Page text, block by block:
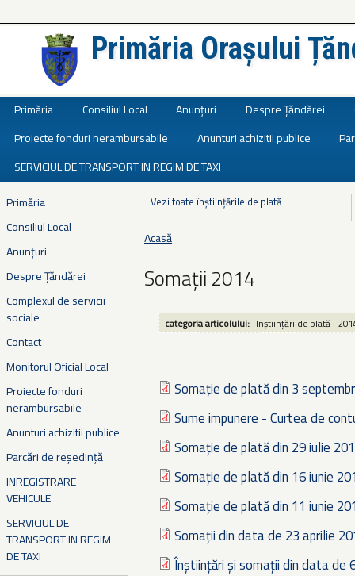
Primăria Orașului
Primăria Consiliul Local Anunțuri Despre Țăndărei
Proiecte fonduri nerambursabile
Anunturi achizitii publice
SERVICIUL DE TRANSPORT IN REGIM DE TAXI
Primăria
Consiliul Local
Anunțuri
Despre Țăndărei
Complexul de servicii
sociale
Contact
Monitorul Oficial Local
Proiecte fonduri
nerambursabile
Anunturi achizitii publice
Parcări de reședință
INREGISTRARE
VEHICULE
SERVICIUL DE
TRANSPORT IN REGIM
DE TAXI
Vezi toate înștiințările de plată
Eşti aici
Acasă
Somații 2014
categoria articolului: Inștiințări de plată
Somație de plată din 3
Sume impunere - Curtea de
Somație de plată din 29 iulie
Somație de plată din 16 iunie
Somație de plată din 11 iunie
Somații din data de 23 aprilie
Înștiințări și somații din data de